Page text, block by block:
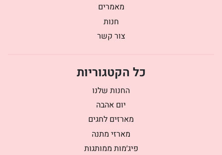
מאמרים
חנות
צור קשר
כל הקטגוריות
החנות שלנו
יום אהבה
מארזים לחגים
מארזי מתנה
פיג׳מות ממותגות